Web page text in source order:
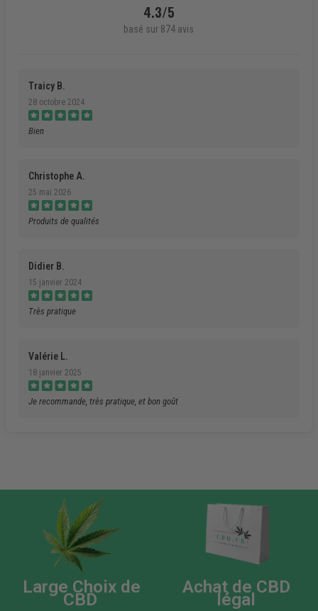
4.3/5
basé sur 874 avis
Traicy B.
28 octobre 2024
Bien
Christophe A.
25 mai 2026
Produits de qualités
Didier B.
15 janvier 2024
Très pratique
Valérie L.
18 janvier 2025
Je recommande, très pratique, et bon goût
Large Choix de
CBD
Achat de CBD
légal